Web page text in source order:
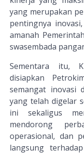
yang merupakan
pentingnya
amanah
swasembada
Sementara itu,
disiapkan
semangat inovasi
yang telah digelar
ini sekaligus
mendorong
operasional, dan
langsung